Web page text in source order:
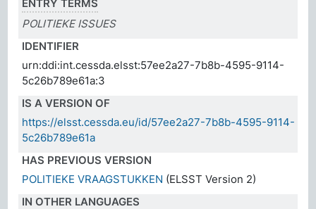
ENTRY TERMS
POLITIEKE ISSUES
IDENTIFIER
urn:ddi:int.cessda.elsst:57ee2a27-7b8b-4595-9114-
5c26b789e61a:3
IS A VERSION OF
https://elsst.cessda.eu/id/57ee2a27-7b8b-4595-9114-
5c26b789e61a
HAS PREVIOUS VERSION
POLITIEKE VRAAGSTUKKEN (ELSST Version 2)
IN OTHER LANGUAGES